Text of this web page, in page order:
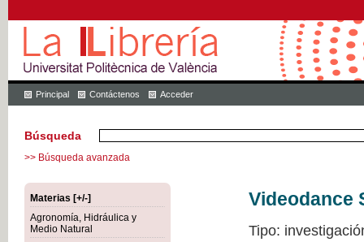
Principal Contáctenos Acceder
Búsqueda
>> Búsqueda avanzada
Materias [+/-]
Agronomía, Hidráulica y
Medio Natural
Videodance
Tipo: